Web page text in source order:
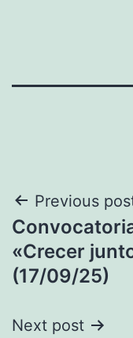
de
entradas
Previous
«Crecer
(17/09/25)
Next post